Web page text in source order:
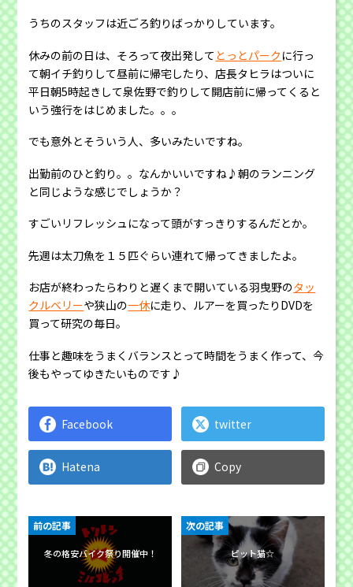
うちのスタッフは近ごろ釣りばっかりしています。
休みの前の日は、そろって夜出発して とっとパーク に行っ
て朝イチ釣りして昼前に帰宅したり、店長タヒラはついに
平日朝5時起きして泉佐野で釣りして開店前に帰ってくると
いう強行をはじめました。。。
でも意外とそういう人、多いみたいですね。
出勤前のひと釣り。。なんかいいですね♪朝のランニング
と同じような感じでしょうか？
すごいリフレッシュになって頭がすっきりするんだとか。
先週は太刀魚を１５匹ぐらい連れて帰ってきましたよ。
お店が終わったらわりと遅くまで開いている羽曳野のタッ
クルベリーや狭山の一休に走り、ルアーを買ったりDVDを
買って研究の毎日。
仕事と趣味をうまくバランスとって時間をうまく作って、今
後もやってゆきたいものです♪
Facebook twitter
Hatena Copy
冬の格安バイク祭り開催中！
前の記事
ピット猫☆
次の記事